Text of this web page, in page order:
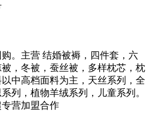
。主营 结婚被褥，四件套，六
，冬被，蚕丝被，多样枕芯，枕
中高档面料为主，天丝系列，全
列，植物羊绒系列，儿童系列。
营加盟合作